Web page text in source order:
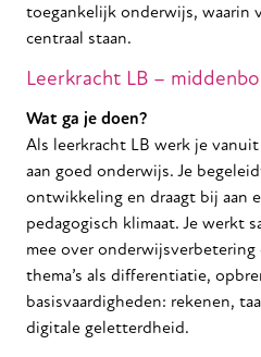
toegankelijk onderwijs, waarin
centraal staan.
Leerkracht LB –
Wat ga je doen?
Als leerkracht LB werk je
aan goed onderwijs. Je
ontwikkeling en draagt bij aan
pedagogisch klimaat. Je werkt
mee over
thema’s als differentiatie,
basisvaardigheden: rekenen,
digitale geletterdheid.